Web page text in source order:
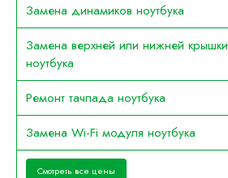
Замена динамиков ноутбука
Замена верхней или нижней крышки
ноутбука
Ремонт тачпада ноутбука
Замена Wi-Fi модуля ноутбука
Смотреть все цены